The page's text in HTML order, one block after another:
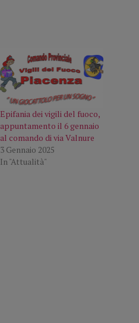
Epifania dei vigili del fuoco,
appuntamento il 6 gennaio
al comando di via Valnure
3 Gennaio 2025
In "Attualità"